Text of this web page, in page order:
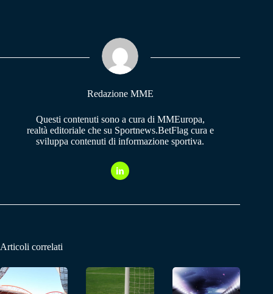
pp m
Redazione MME
Questi contenuti sono a cura di MMEuropa,
realtà editoriale che su Sportnews.BetFlag cura e
sviluppa contenuti di informazione sportiva.
Articoli correlati